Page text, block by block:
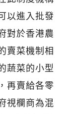
以進入批發
對於香港農
賣菜機制相
蔬菜的小型
再賣給各零
視欄商為混